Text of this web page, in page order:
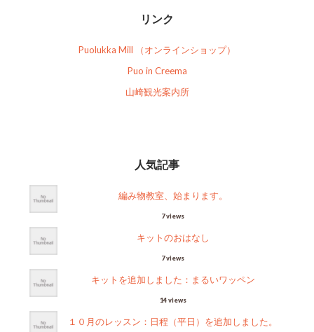
リンク
Puolukka Mill （オンラインショップ）
Puo in Creema
山崎観光案内所
人気記事
編み物教室、始まります。
7 views
キットのおはなし
7 views
キットを追加しました：まるいワッペン
14 views
１０月のレッスン：日程（平日）を追加しました。